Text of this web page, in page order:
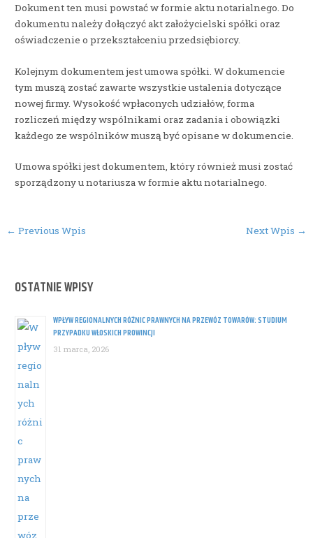
OSTATNIE WPISY
WPŁYW REGIONALNYCH RÓŻNIC PRAWNYCH NA PRZEWÓZ TOWARÓW: STUDIUM
PRZYPADKU WŁOSKICH PROWINCJI
31 marca, 2026
Dokument ten musi powstać w formie aktu notarialnego. Do
dokumentu należy dołączyć akt założycielski spółki oraz
oświadczenie o przekształceniu przedsiębiorcy.
Kolejnym dokumentem jest umowa spółki. W dokumencie
tym muszą zostać zawarte wszystkie ustalenia dotyczące
nowej firmy. Wysokość wpłaconych udziałów, forma
rozliczeń między wspólnikami oraz zadania i obowiązki
każdego ze wspólników muszą być opisane w dokumencie.
Umowa spółki jest dokumentem, który również musi zostać
sporządzony u notariusza w formie aktu notarialnego.
Post
← Previous Wpis Next Wpis →